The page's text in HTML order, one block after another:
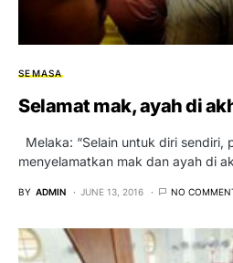
SEMASA
Selamat mak, ayah di
Melaka: “Selain untuk diri sendiri,
menyelamatkan mak dan ayah di
BY ADMIN JUNE 13, 2016 NO